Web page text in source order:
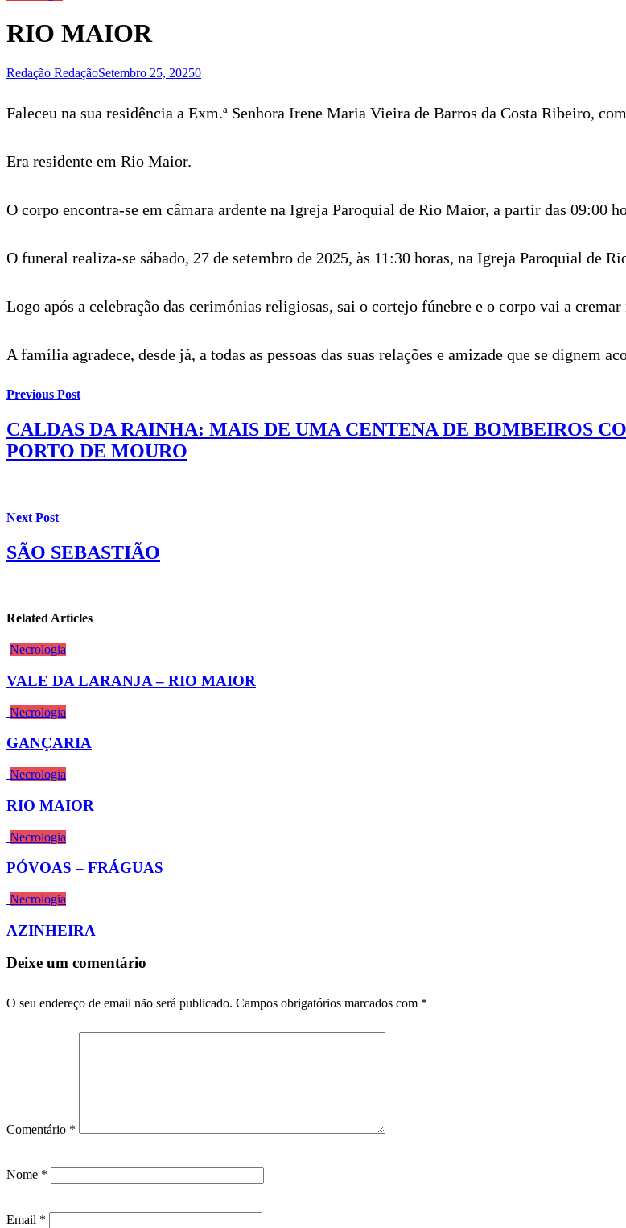
RIO MAIOR
Redação RedaçãoSetembro 25, 20250
Faleceu na sua residência a Exm.ª Senhora Irene Maria Vieira de Barros da Costa Ribeiro,
Era residente em Rio Maior.
O corpo encontra-se em câmara ardente na Igreja Paroquial de Rio Maior, a partir das 09:00
O funeral realiza-se sábado, 27 de setembro de 2025, às 11:30 horas, na Igreja Paroquial de
Logo após a celebração das cerimónias religiosas, sai o cortejo fúnebre e o corpo vai a
A família agradece, desde já, a todas as pessoas das suas relações e amizade que se dignem
Previous Post
CALDAS DA RAINHA: MAIS DE UMA CENTENA DE BOMBEIROS
PORTO DE MOURO
Next Post
SÃO SEBASTIÃO
Related Articles
Necrologia
VALE DA LARANJA – RIO MAIOR
Necrologia
GANÇARIA
Necrologia
RIO MAIOR
Necrologia
PÓVOAS – FRÁGUAS
Necrologia
AZINHEIRA
Deixe um comentário
O seu endereço de email não será publicado. Campos obrigatórios marcados com *
Comentário *
Nome *
Email *